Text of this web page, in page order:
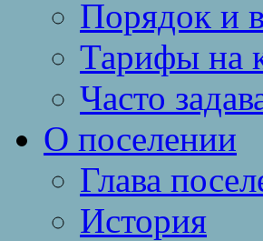
Порядок и
Тарифы на
Часто
О поселении
Глава
История